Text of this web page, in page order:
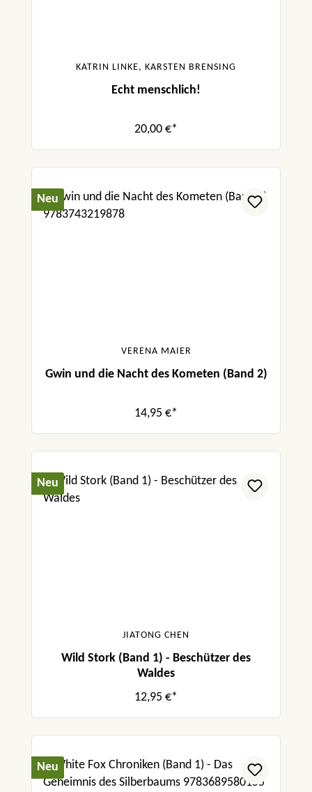
KATRIN LINKE, KARSTEN BRENSING
Echt menschlich!
20,00 €*
Neu
VERENA MAIER
Gwin und die Nacht des Kometen (Band 2)
14,95 €*
Neu
JIATONG CHEN
Wild Stork (Band 1) - Beschützer des
Waldes
12,95 €*
Neu